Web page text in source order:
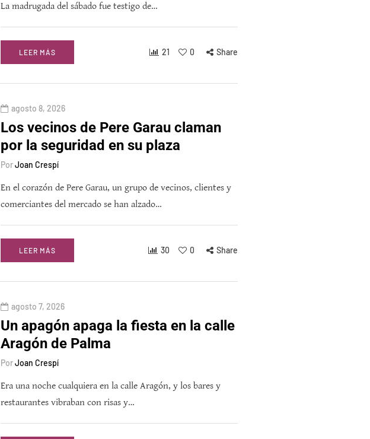
La madrugada del sábado fue testigo de…
LEER MÁS 21 0 Share
agosto 8, 2026
Los vecinos de Pere Garau claman
por la seguridad en su plaza
PorJoan Crespí
En el corazón de Pere Garau, un grupo de vecinos, clientes y
comerciantes del mercado se han alzado…
LEER MÁS 30 0 Share
agosto 7, 2026
Un apagón apaga la fiesta en la calle
Aragón de Palma
PorJoan Crespí
Era una noche cualquiera en la calle Aragón, y los bares y
restaurantes vibraban con risas y…